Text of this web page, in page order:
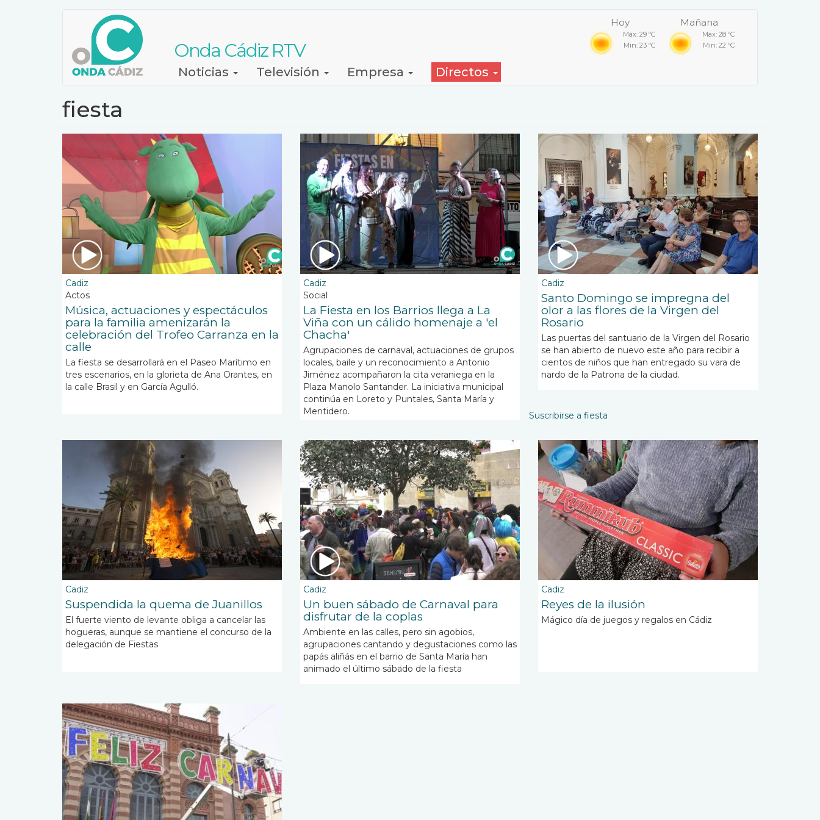
Onda Cádiz RTV
Hoy
Máx: 29 ºC
Min: 23 ºC
Mañana
Máx: 28 ºC
Min: 22 ºC
NavegaciónNoticias Televisión Empresa Directos
fiesta
Cadiz
Actos
Música, actuaciones y espectáculos
para la familia amenizarán la
celebración del Trofeo Carranza en la
calle
La fiesta se desarrollará en el Paseo Marítimo en
tres escenarios, en la glorieta de Ana Orantes, en
la calle Brasil y en García Agulló.
Cadiz
Social
La Fiesta en los Barrios llega a La
Viña con un cálido homenaje a 'el
Chacha'
Agrupaciones de carnaval, actuaciones de grupos
locales, baile y un reconocimiento a Antonio
Jiménez acompañaron la cita veraniega en la
Plaza Manolo Santander. La iniciativa municipal
continúa en Loreto y Puntales, Santa María y
Mentidero.
Cadiz
Santo Domingo se impregna del
olor a las flores de la Virgen del
Rosario
Las puertas del santuario de la Virgen del Rosario
se han abierto de nuevo este año para recibir a
cientos de niños que han entregado su vara de
nardo de la Patrona de la ciudad.
Cadiz
Suspendida la quema de Juanillos
El fuerte viento de levante obliga a cancelar las
hogueras, aunque se mantiene el concurso de la
delegación de Fiestas
Cadiz
Un buen sábado de Carnaval para
disfrutar de la coplas
Ambiente en las calles, pero sin agobios,
agrupaciones cantando y degustaciones como las
papás aliñás en el barrio de Santa María han
animado el último sábado de la fiesta
Cadiz
Reyes de la ilusión
Mágico día de juegos y regalos en Cádiz
Suscribirse a fiesta